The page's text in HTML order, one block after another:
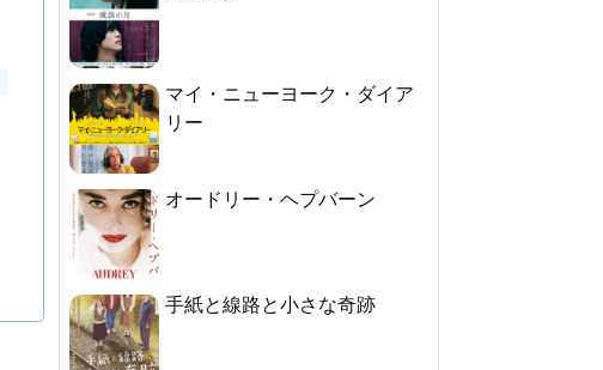
マイ・ニューヨーク・ダイア
リー
オードリー・ヘプバーン
手紙と線路と小さな奇跡